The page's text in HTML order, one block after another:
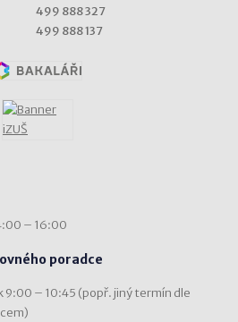
499 888 327
499 888 137
– 16:00
poradce
– 10:45 (popř. jiný termín dle